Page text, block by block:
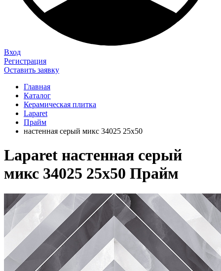
Вход
Регистрация
Оставить заявку
Главная
Каталог
Керамическая плитка
Laparet
Прайм
настенная серый микс 34025 25х50
Laparet настенная серый
микс 34025 25х50 Прайм